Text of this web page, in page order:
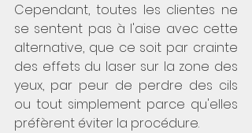
Cependant, toutes les clientes ne
se sentent pas à l'aise avec cette
alternative, que ce soit par crainte
des effets du laser sur la zone des
yeux, par peur de perdre des cils
ou tout simplement parce qu'elles
préfèrent éviter la procédure.